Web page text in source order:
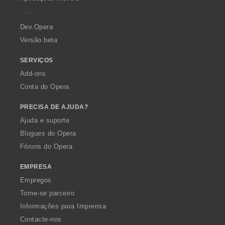
a
Dev.Opera
Versão beta
SERVIÇOS
Add-ons
Conta do Opera
PRECISA DE AJUDA?
Ajuda e suporte
Blogues do Opera
Fóruns do Opera
EMPRESA
Empregos
Torne-se parceiro
Informações para Imprensa
Contacte-nos